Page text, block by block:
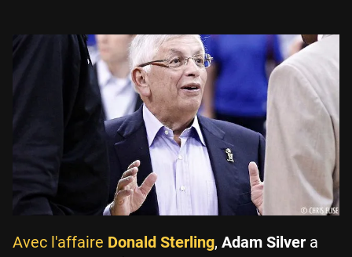
Avec l'affaire Donald Sterling, Adam Silver a